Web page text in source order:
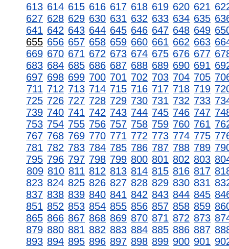
613 614 615 616 617 618 619 620 621
627 628 629 630 631 632 633 634 635
641 642 643 644 645 646 647 648 649
655 656 657 658 659 660 661 662 663
669 670 671 672 673 674 675 676 677
683 684 685 686 687 688 689 690 691
697 698 699 700 701 702 703 704 705
711 712 713 714 715 716 717 718 719
725 726 727 728 729 730 731 732 733
739 740 741 742 743 744 745 746 747
753 754 755 756 757 758 759 760 761
767 768 769 770 771 772 773 774 775
781 782 783 784 785 786 787 788 789
795 796 797 798 799 800 801 802 803
809 810 811 812 813 814 815 816 817
823 824 825 826 827 828 829 830 831
837 838 839 840 841 842 843 844 845
851 852 853 854 855 856 857 858 859
865 866 867 868 869 870 871 872 873
879 880 881 882 883 884 885 886 887
893 894 895 896 897 898 899 900 901